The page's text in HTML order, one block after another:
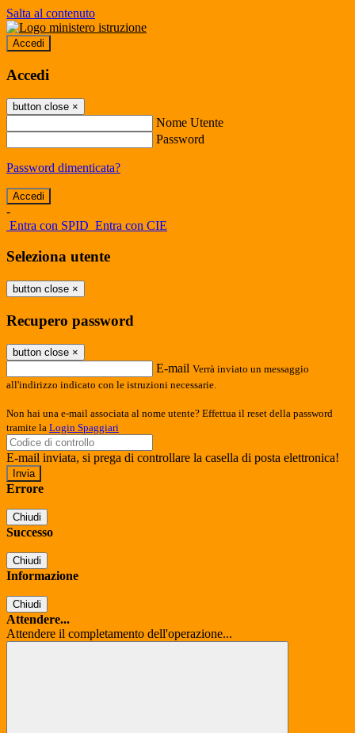
Salta al contenuto
Accedi
Accedi
button close ×
Nome Utente
Password
Password dimenticata?
-
Entra con SPID Entra con CIE
Seleziona utente
button close ×
Recupero password
button close ×
E-mail Verrà inviato un messaggio
all'indirizzo indicato con le istruzioni necessarie.
Non hai una e-mail associata al nome utente? Effettua il reset della password
tramite la Login Spaggiari
E-mail inviata, si prega di controllare la casella di posta elettronica!
Errore
Chiudi
Successo
Chiudi
Informazione
Chiudi
Attendere...
Attendere il completamento dell'operazione...